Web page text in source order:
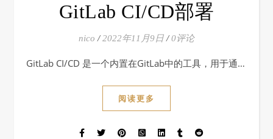
GitLab CI/CD部署
nico / 2022年11月9日 / 0评论
GitLab CI/CD 是一个内置在GitLab中的工具，用于通…
阅读更多